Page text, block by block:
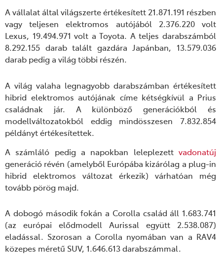
A vállalat által világszerte értékesített 21.871.191 részben
vagy teljesen elektromos autójából 2.376.220 volt
Lexus, 19.494.971 volt a Toyota. A teljes darabszámból
8.292.155 darab talált gazdára Japánban, 13.579.036
darab pedig a világ többi részén.
A világ valaha legnagyobb darabszámban értékesített
hibrid elektromos autójának címe kétségkívül a Prius
családnak jár. A különböző generációkból és
modellváltozatokból eddig mindösszesen 7.832.854
példányt értékesítettek.
A számláló pedig a napokban leleplezett vadonatúj
generáció révén (amelyből Európába kizárólag a plug-in
hibrid elektromos változat érkezik) várhatóan még
tovább pörög majd.
A dobogó második fokán a Corolla család áll 1.683.741
(az európai elődmodell Aurissal együtt 2.538.087)
eladással. Szorosan a Corolla nyomábanvan a RAV4
közepes méretű SUV, 1.646.613darabszámmal.